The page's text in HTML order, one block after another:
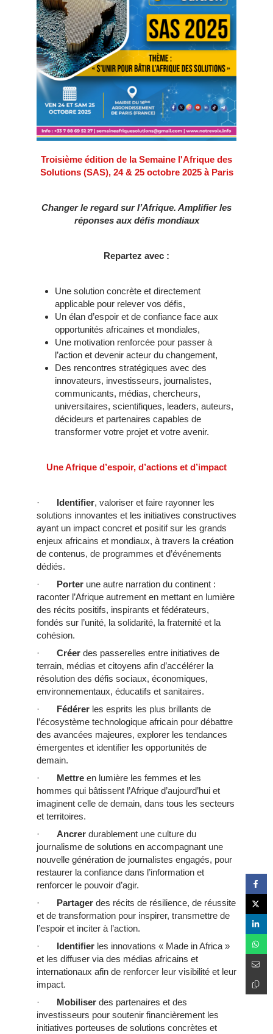
Troisième édition de la Semaine l'Afrique des
Solutions (SAS), 24 & 25 octobre 2025 à Paris
Changer le regard sur l’Afrique. Amplifier les
réponses aux défis mondiaux
Repartez avec :
Une solution concrète et directement
applicable pour relever vos défis,
Un élan d’espoir et de confiance face aux
opportunités africaines et mondiales,
Une motivation renforcée pour passer à
l’action et devenir acteur du changement,
Des rencontres stratégiques avec des
innovateurs, investisseurs, journalistes,
communicants, médias, chercheurs,
universitaires, scientifiques, leaders, auteurs,
décideurs et partenaires capables de
transformer votre projet et votre avenir.
Une Afrique d’espoir, d’actions et d’impact
· Identifier, valoriser et faire rayonner les
solutions innovantes et les initiatives constructives
ayant un impact concret et positif sur les grands
enjeux africains et mondiaux, à travers la création
de contenus, de programmes et d’événements
dédiés.
· Porter une autre narration du continent :
raconter l’Afrique autrement en mettant en lumière
des récits positifs, inspirants et fédérateurs,
fondés sur l’unité, la solidarité, la fraternité et la
cohésion.
· Créer des passerelles entre initiatives de
terrain, médias et citoyens afin d’accélérer la
résolution des défis sociaux, économiques,
environnementaux, éducatifs et sanitaires.
· Fédérer les esprits les plus brillants de
l’écosystème technologique africain pour débattre
des avancées majeures, explorer les tendances
émergentes et identifier les opportunités de
demain.
· Mettre en lumière les femmes et les
hommes qui bâtissent l’Afrique d’aujourd’hui et
imaginent celle de demain, dans tous les secteurs
et territoires.
· Ancrer durablement une culture du
journalisme de solutions en accompagnant une
nouvelle génération de journalistes engagés, pour
restaurer la confiance dans l’information et
renforcer le pouvoir d’agir.
· Partager des récits de résilience, de réussite
et de transformation pour inspirer, transmettre de
l’espoir et inciter à l’action.
· Identifier les innovations « Made in Africa »
et les diffuser via des médias africains et
internationaux afin de renforcer leur visibilité et leur
impact.
· Mobiliser des partenaires et des
investisseurs pour soutenir financièrement les
initiatives porteuses de solutions concrètes et